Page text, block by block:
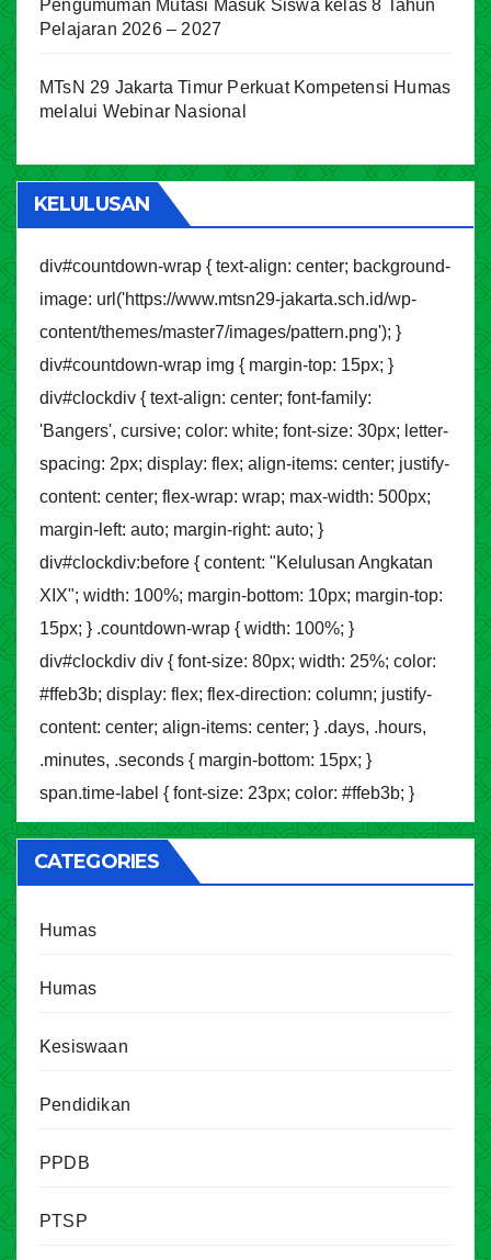
Pengumuman Mutasi Masuk Siswa kelas 8 Tahun
Pelajaran 2026 – 2027
MTsN 29 Jakarta Timur Perkuat Kompetensi Humas
melalui Webinar Nasional
KELULUSAN
div#countdown-wrap { text-align: center; background-
image: url('https://www.mtsn29-jakarta.sch.id/wp-
content/themes/master7/images/pattern.png'); }
div#countdown-wrap img { margin-top: 15px; }
div#clockdiv { text-align: center; font-family:
'Bangers', cursive; color: white; font-size: 30px; letter-
spacing: 2px; display: flex; align-items: center; justify-
content: center; flex-wrap: wrap; max-width: 500px;
margin-left: auto; margin-right: auto; }
div#clockdiv:before { content: "Kelulusan Angkatan
XIX"; width: 100%; margin-bottom: 10px; margin-top:
15px; } .countdown-wrap { width: 100%; }
div#clockdiv div { font-size: 80px; width: 25%; color:
#ffeb3b; display: flex; flex-direction: column; justify-
content: center; align-items: center; } .days, .hours,
.minutes, .seconds { margin-bottom: 15px; }
span.time-label { font-size: 23px; color: #ffeb3b; }
CATEGORIES
Humas
Humas
Kesiswaan
Pendidikan
PPDB
PTSP